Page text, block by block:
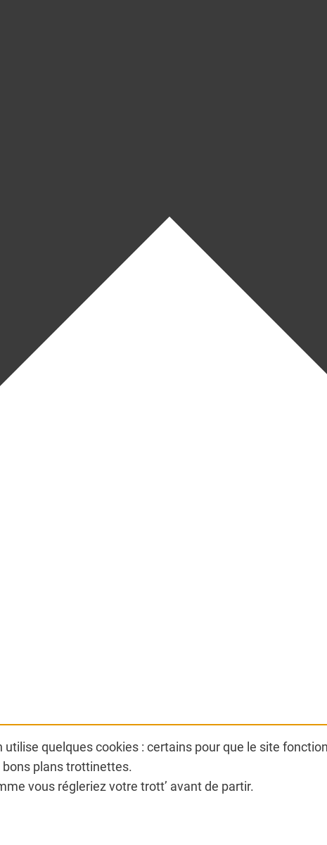
quelques cookies : certains pour que le site
plans trottinettes.
vous régleriez votre trott’ avant de partir.